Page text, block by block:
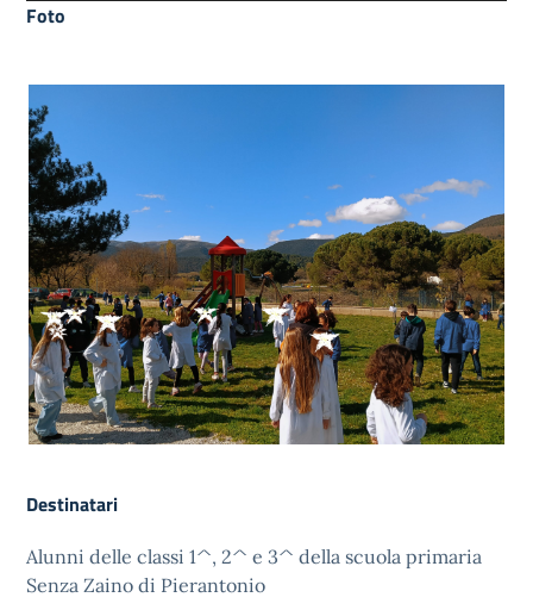
Foto
Destinatari
Alunni delle classi 1^, 2^ e 3^ della scuola primaria
Senza Zaino di Pierantonio